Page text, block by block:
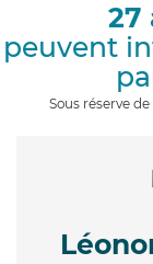
27
peuvent
Sous réserve